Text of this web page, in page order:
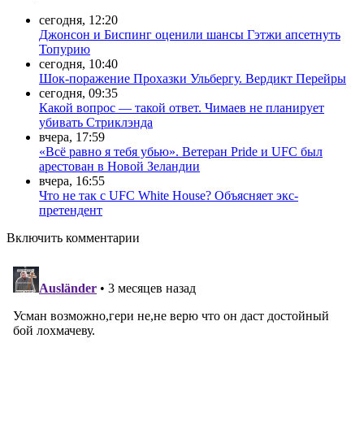
сегодня, 12:20
Джонсон и Биспинг оценили шансы Гэтжи апсетнуть
Топурию
сегодня, 10:40
Шок-поражение Прохазки Ульбергу. Вердикт Перейры
сегодня, 09:35
Какой вопрос — такой ответ. Чимаев не планирует
убивать Стриклэнда
вчера, 17:59
«Всё равно я тебя убью». Ветеран Pride и UFC был
арестован в Новой Зеландии
вчера, 16:55
Что не так с UFC White House? Объясняет экс-
претендент
Включить комментарии